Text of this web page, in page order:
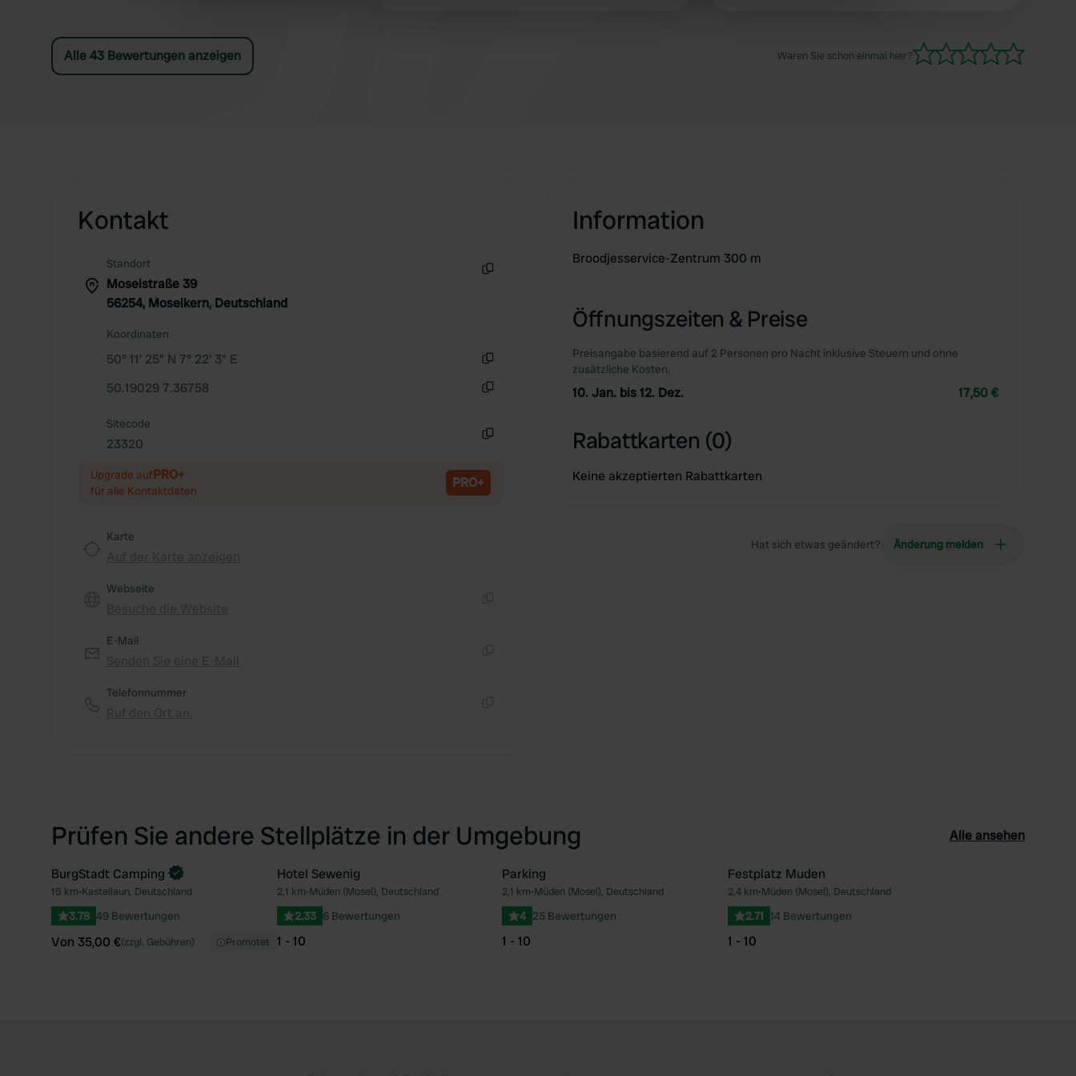
Alle 43 Bewertungen anzeigen Waren Sie schon einmal hier?
Kontakt
Standort
Moselstraße 39
56254, Moselkern, Deutschland
Koordinaten
50° 11' 25" N 7° 22' 3" E
50.19029 7.36758
Sitecode
23320
Upgrade aufPRO+
für alle Kontaktdaten PRO+
Karte
Webseite
E-Mail
Telefonnummer
Information
Broodjesservice-Zentrum 300 m
Öffnungszeiten & Preise
Preisangabe basierend auf 2 Personen pro Nacht inklusive Steuern und ohne
zusätzliche Kosten.
10. Jan. bis 12. Dez. 17,50 €
Rabattkarten (0)
Keine akzeptierten Rabattkarten
Hat sich etwas geändert? Änderung melden
Prüfen Sie andere Stellplätze in der Umgebung Alle ansehen
Favorit
Jetzt buchen
BurgStadt Camping
15 km•Kastellaun, Deutschland
3.78 49 Bewertungen
Von 35,00 €(zzgl. Gebühren) Promotet
Favorit
Hotel Sewenig
2,1 km•Müden (Mosel), Deutschland
2.33 6 Bewertungen
1 - 10
Favorit
Parking
2,1 km•Müden (Mosel), Deutschland
4 25 Bewertungen
1 - 10
Festplatz Muden
2,4 km•Müden (Mosel), Deutschland
2.71 14 Bewertungen
1 - 10